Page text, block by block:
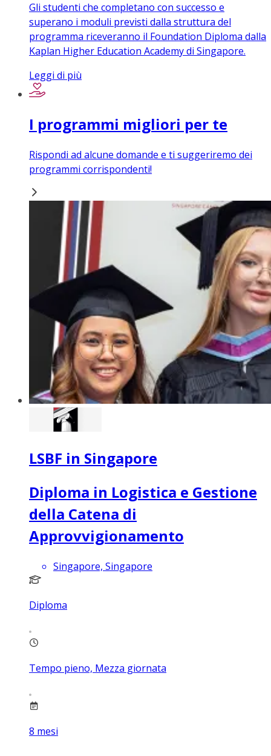
Gli studenti che completano con successo e
superano i moduli previsti dalla struttura del
programma riceveranno il Foundation Diploma dalla
Kaplan Higher Education Academy di Singapore.
Leggi di più
I programmi migliori per te
Rispondi ad alcune domande e ti suggeriremo dei
programmi corrispondenti!
LSBF in Singapore
Diploma in Logistica e Gestione
della Catena di
Approvvigionamento
Singapore, Singapore
Diploma
Tempo pieno, Mezza giornata
8 mesi